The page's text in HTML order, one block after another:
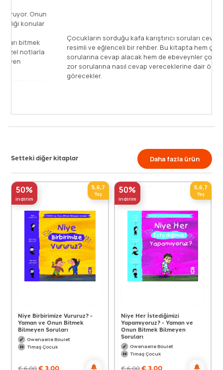
Yaman her çocuk gibi merak ediyor, sorular soruyor. Onun
soruları her çocuğun merak ettiği, yanıt beklediği konular
okuyabilecekleri bu kitaplarda, Yaman’ın soruları bitmek
bilmiyor! Anneler ve babalar için hazırlanmış özel notlarla
zenginleştirilmiş YAMAN ve Onun Bitmek Bilmeyen
Soruları kitapları [...]
Setteki diğer kitaplar Daha fazla ürün
50%
indirim
5,6,7
Yaş
Niye Birbirimize Vururuz? -
Yaman ve Onun Bitmek
Bilmeyen Soruları
Gwenaelle Boulet
Timaş Çocuk
€6,00€ 3,00
50%
indirim
5,6,7
Yaş
Niye Her İstediğimizi
Yapamıyoruz? - Yaman ve
Onun Bitmek Bilmeyen
Soruları
Gwenaelle Boulet
Timaş Çocuk
€6,00€3,00